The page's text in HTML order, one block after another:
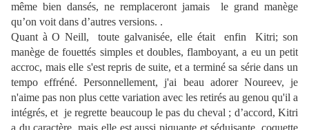
même bien dansés, ne remplaceront jamais le grand manège
qu’on voit dans d’autres versions. .
Quant à O Neill, toute galvanisée, elle était enfin Kitri; son
manège de fouettés simples et doubles, flamboyant, a eu un petit
accroc, mais elle s'est repris de suite, et a terminé sa série dans un
tempo effréné. Personnellement, j'ai beau adorer Noureev, je
n'aime pas non plus cette variation avec les retirés au genou qu'il a
intégrés, et je regrette beaucoup le pas du cheval ; d’accord, Kitri